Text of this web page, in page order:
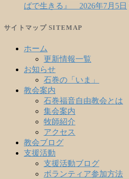
ばで生きる』 2026年7月5日
サイトマップ SITEMAP
ホーム
更新情報一覧
お知らせ
石巻の「いま」
教会案内
石巻福音自由教会とは
集会案内
牧師紹介
アクセス
教会ブログ
支援活動
支援活動ブログ
ボランティア参加方法